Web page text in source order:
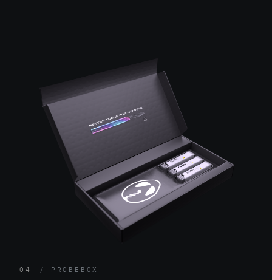
04 PROBEBOX